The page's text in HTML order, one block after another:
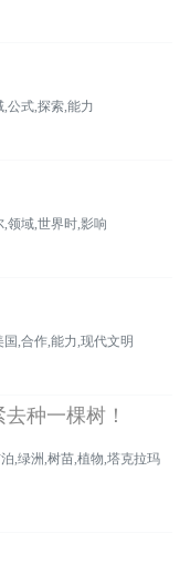
公式,探索,能力
领域,世界时,影响
,合作,能力,现代文明
种一棵树！
,绿洲,树苗,植物,塔克拉玛